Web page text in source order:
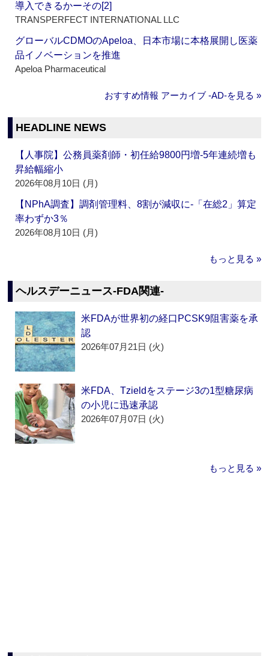
導入できるかーその[2]
TRANSPERFECT INTERNATIONAL LLC
グローバルCDMOのApeloa、日本市場に本格展開し医薬
品イノベーションを推進
Apeloa Pharmaceutical
おすすめ情報 アーカイブ ‐AD‐を見る »
HEADLINE NEWS
【人事院】公務員薬剤師・初任給9800円増‐5年連続増も
昇給幅縮小
2026年08月10日 (月)
【NPhA調査】調剤管理料、8割が減収に‐「在総2」算定
率わずか3％
2026年08月10日 (月)
もっと見る »
ヘルスデーニュース‐FDA関連‐
米FDAが世界初の経口PCSK9阻害薬を承
認
2026年07月21日 (火)
米FDA、Tzieldをステージ3の1型糖尿病
の小児に迅速承認
2026年07月07日 (火)
もっと見る »